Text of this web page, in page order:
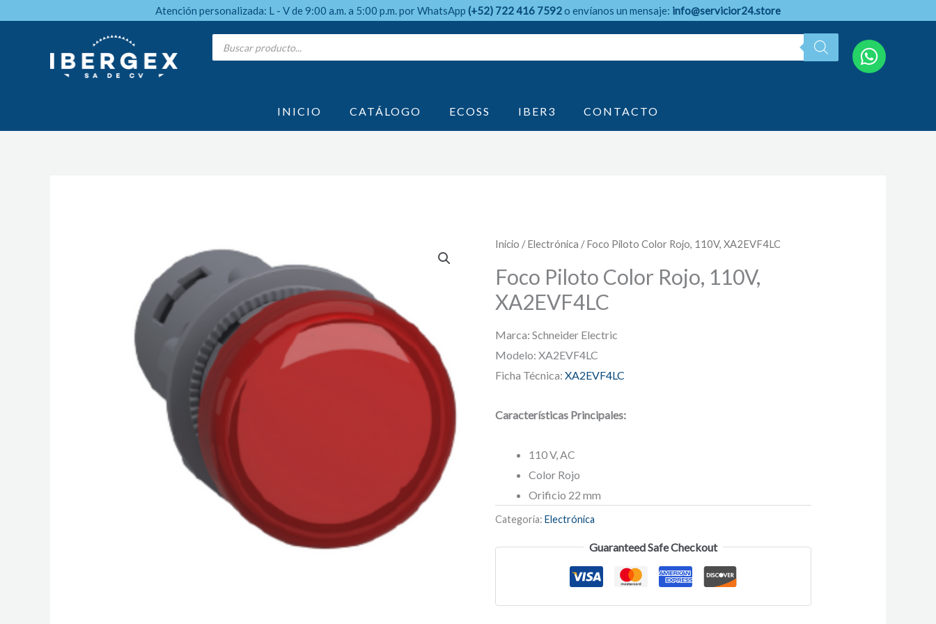
Atención personalizada: L - V de 9:00 a.m. a 5:00 p.m. por WhatsApp (+52) 722 416 7592o envíanos un mensaje: info@servicior24.store
Products
search
INICIO CATÁLOGO ECOSS IBER3 CONTACTO
Inicio /Electrónica / Foco Piloto Color Rojo, 110V, XA2EVF4LC
Foco Piloto Color Rojo, 110V,
XA2EVF4LC
Marca: Schneider Electric
Modelo: XA2EVF4LC
Ficha Técnica:XA2EVF4LC
Características Principales:
110 V, AC
Color Rojo
Orificio 22 mm
Categoría:Electrónica
Guaranteed Safe Checkout